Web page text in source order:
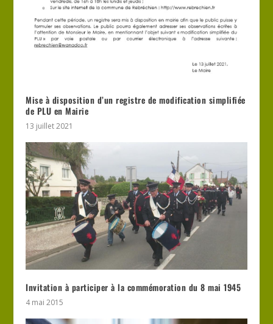
Mise à disposition d’un registre de modification simplifiée
de PLU en Mairie
13 juillet 2021
Invitation à participer à la commémoration du 8 mai 1945
4 mai 2015